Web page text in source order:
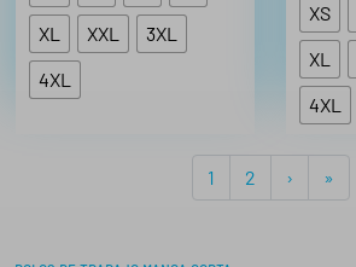
XL
XXL
3XL
4XL
XS
XL
4XL
P
a
1
P
a
2 › »